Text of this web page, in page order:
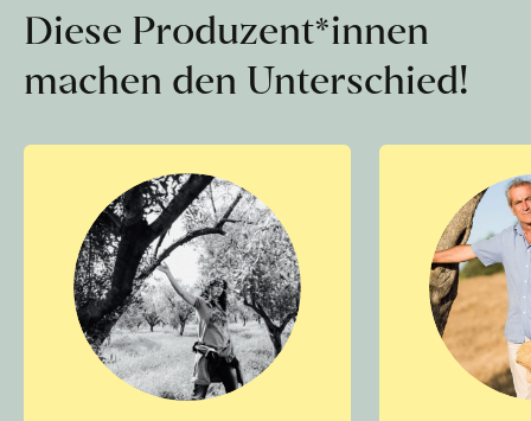
Diese Produzent*innen
machen den Unterschied!